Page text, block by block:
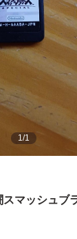
1/1
マッシュブ